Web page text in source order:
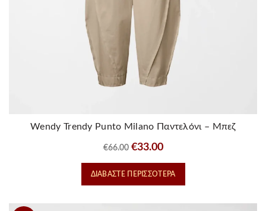
Wendy Trendy Punto Milano Παντελόνι – Μπεζ
€66.00 Original
price
was:
€33.00Η
τρέχουσα
τιμή
€33.00.
ΔΙΑΒΆΣΤΕ ΠΕΡΙΣΣΌΤΕΡΑ